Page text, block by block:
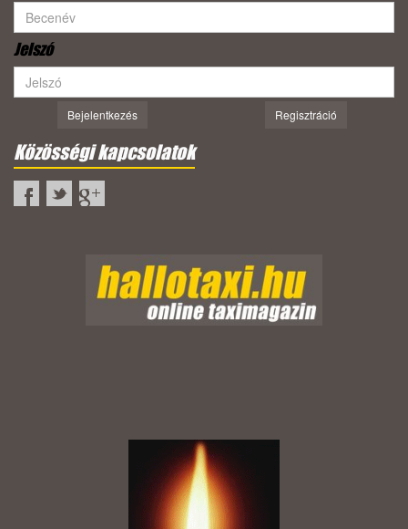
Jelszó
Bejelentkezés Regisztráció
Közösségi kapcsolatok